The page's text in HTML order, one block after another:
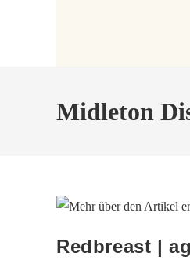
Midleton
Redbreast |